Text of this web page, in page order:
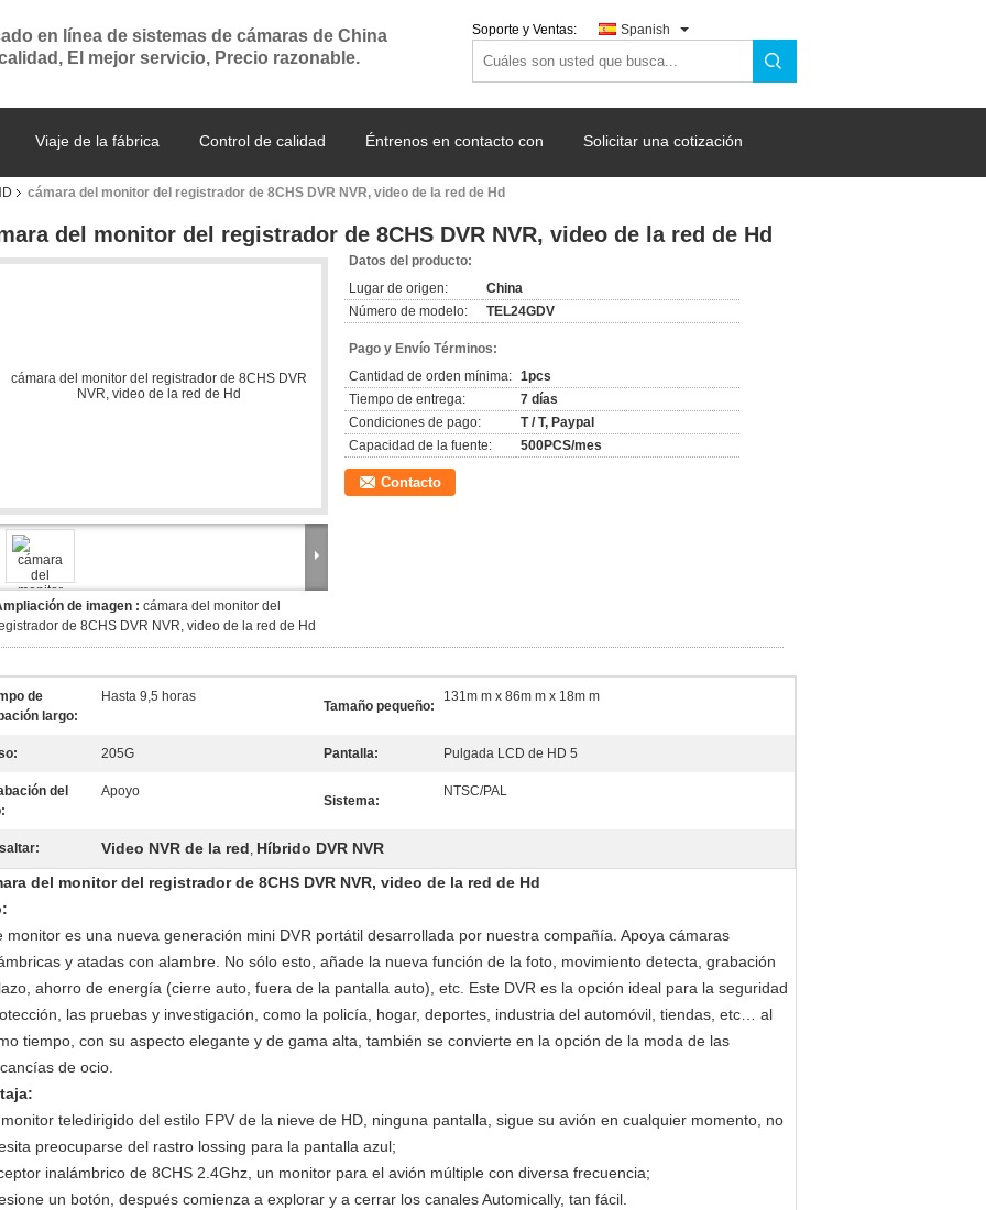
en línea de sistemas de cámaras de China
El mejor servicio, Precio razonable.
Soporte y Ventas: Spanish
Viaje de la fábrica Control de calidad Éntrenos en contacto con Solicitar una cotización
cámara del monitor del registrador de 8CHS DVR NVR, video de la red de Hd
del monitor del registrador de 8CHS DVR NVR, video de la red de Hd
de imagen : cámara del monitor del
de 8CHS DVR NVR, video de la red de Hd
Datos del producto:
Lugar de origen:
China
Número de modelo:
TEL24GDV
Pago y Envío Términos:
Cantidad de orden mínima: 1pcs
Tiempo de entrega:
7 días
Condiciones de pago:
T / T, Paypal
Capacidad de la fuente:
500PCS/mes
Contacto
de
largo:
Hasta 9,5 horas
Tamaño pequeño:
131m m x 86m m x 18m m
205G Pantalla: Pulgada LCD de HD 5
del
Apoyo
Sistema:
NTSC/PAL
Video NVR de la red, Híbrido DVR NVR
del monitor del registrador de 8CHS DVR NVR, video de la red de Hd
monitor es una nueva generación mini DVR portátil desarrollada por nuestra compañía. Apoya cámaras
y atadas con alambre. No sólo esto, añade la nueva función de la foto, movimiento detecta, grabación
ahorro de energía (cierre auto, fuera de la pantalla auto), etc. Este DVR es la opción ideal para la seguridad
las pruebas y investigación, como la policía, hogar, deportes, industria del automóvil, tiendas, etc… al
tiempo, con su aspecto elegante y de gama alta, también se convierte en la opción de la moda de las
de ocio.
teledirigido del estilo FPV de la nieve de HD, ninguna pantalla, sigue su avión en cualquier momento, no
preocuparse del rastro lossing para la pantalla azul;
inalámbrico de 8CHS 2.4Ghz, un monitor para el avión múltiple con diversa frecuencia;
un botón, después comienza a explorar y a cerrar los canales Automically, tan fácil.